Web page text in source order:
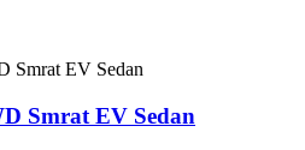
Smrat EV Sedan